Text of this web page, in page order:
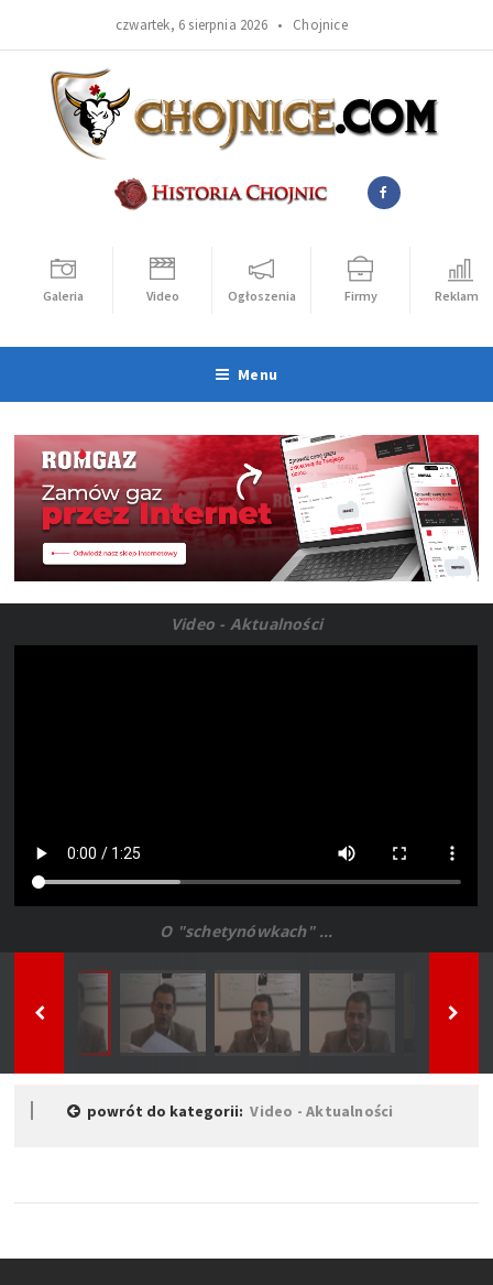
czwartek, 6 sierpnia 2026 • Chojnice
Galeria Video Ogłoszenia Firmy Reklama
Menu
Video - Aktualności
O "schetynówkach" ...
powrót do kategorii:Video - Aktualności